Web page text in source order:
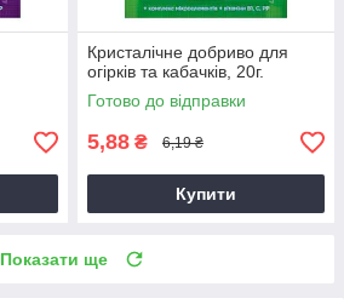
Кристалічне добриво для
огірків та кабачків, 20г.
Готово до відправки
5,88 ₴ 6,19 ₴
Купити
Показати ще